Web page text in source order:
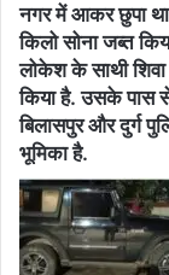
नगर में आकर छुपा
किलो सोना जब्त
लोकेश के साथी शिवा
किया है. उसके पास
बिलासपुर और दुर्ग
भूमिका है.